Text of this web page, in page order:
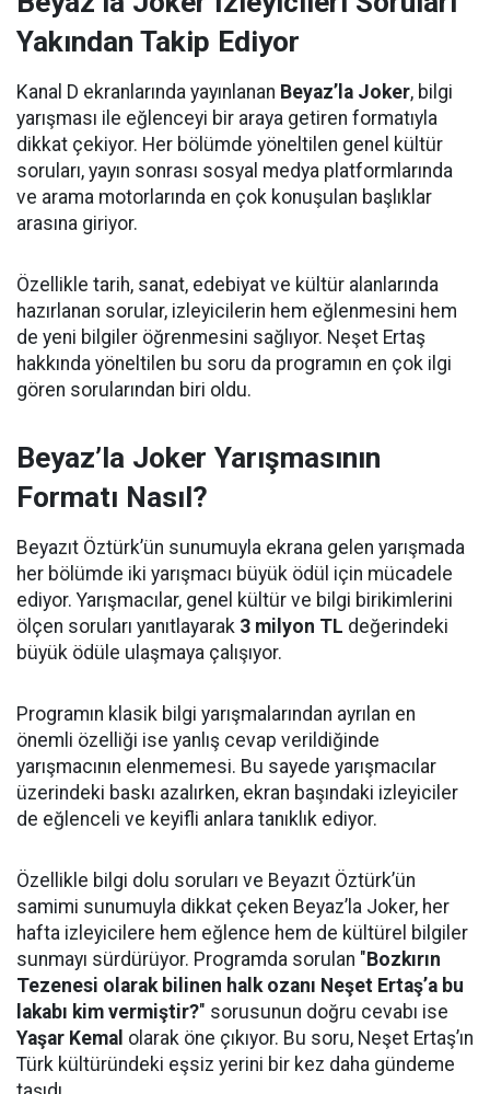
Yakından Takip Ediyor
Kanal D ekranlarında yayınlanan Beyaz’la Joker, bilgi
yarışması ile eğlenceyi bir araya getiren formatıyla
dikkat çekiyor. Her bölümde yöneltilen genel kültür
soruları, yayın sonrası sosyal medya platformlarında
ve arama motorlarında en çok konuşulan başlıklar
arasına giriyor.
Özellikle tarih, sanat, edebiyat ve kültür alanlarında
hazırlanan sorular, izleyicilerin hem eğlenmesini hem
de yeni bilgiler öğrenmesini sağlıyor. Neşet Ertaş
hakkında yöneltilen bu soru da programın en çok ilgi
gören sorularından biri oldu.
Beyaz’la Joker Yarışmasının
Formatı Nasıl?
Beyazıt Öztürk’ün sunumuyla ekrana gelen yarışmada
her bölümde iki yarışmacı büyük ödül için mücadele
ediyor. Yarışmacılar, genel kültür ve bilgi birikimlerini
ölçen soruları yanıtlayarak 3 milyon TL değerindeki
büyük ödüle ulaşmaya çalışıyor.
Programın klasik bilgi yarışmalarından ayrılan en
önemli özelliği ise yanlış cevap verildiğinde
yarışmacının elenmemesi. Bu sayede yarışmacılar
üzerindeki baskı azalırken, ekran başındaki izleyiciler
de eğlenceli ve keyifli anlara tanıklık ediyor.
Özellikle bilgi dolu soruları ve Beyazıt Öztürk’ün
samimi sunumuyla dikkat çeken Beyaz’la Joker, her
hafta izleyicilere hem eğlence hem de kültürel bilgiler
sunmayı sürdürüyor. Programda sorulan " Bozkırın
Tezenesi olarak bilinen halk ozanı Neşet Ertaş’a bu
lakabı kim vermiştir?" sorusunun doğru cevabı ise
Yaşar Kemal olarak öne çıkıyor. Bu soru, Neşet Ertaş’ın
Türk kültüründeki eşsiz yerini bir kez daha gündeme